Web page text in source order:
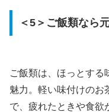
＜5＞ご飯類なら
ご飯類は、ほっとする
魅力。軽い味付けのお
で、疲れたときや食欲